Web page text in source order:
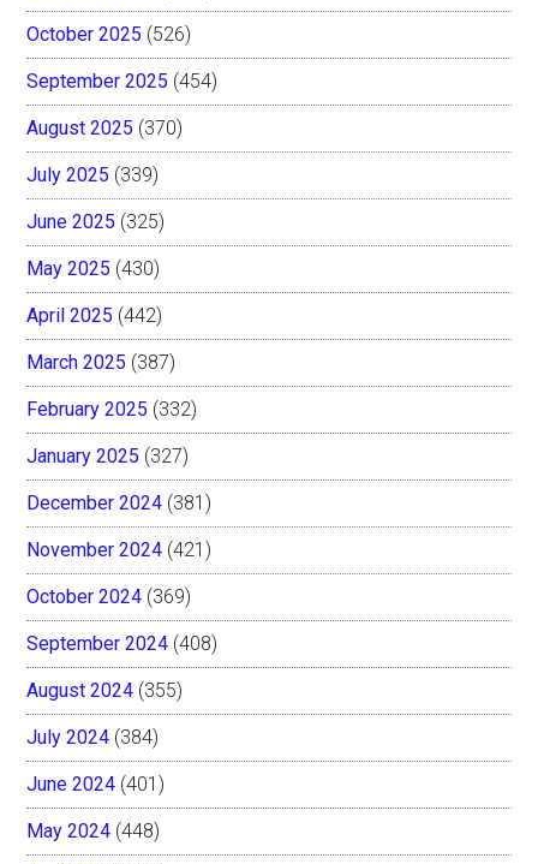
October 2025 (526)
September 2025 (454)
August 2025 (370)
July 2025 (339)
June 2025 (325)
May 2025 (430)
April 2025 (442)
March 2025 (387)
February 2025 (332)
January 2025 (327)
December 2024 (381)
November 2024 (421)
October 2024 (369)
September 2024 (408)
August 2024 (355)
July 2024 (384)
June 2024 (401)
May 2024 (448)